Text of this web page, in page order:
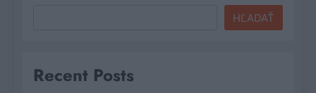
HĽADAŤ
Recent Posts